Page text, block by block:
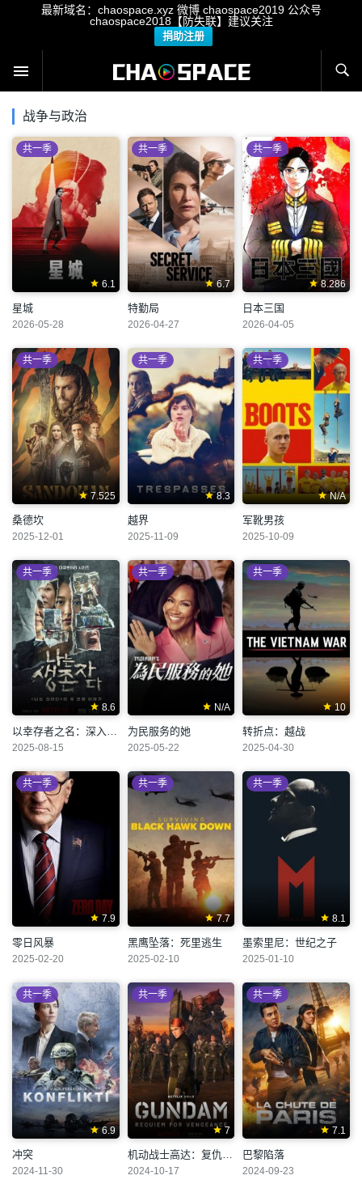
最新域名：chaospace.xyz 微博 chaospace2019 公众号
chaospace2018【防失联】建议关注
捐助注册
战争与政治
6.1
共一季
星城
2026-05-28
6.7
共一季
特勤局
2026-04-27
8.286
共一季
日本三国
2026-04-05
7.525
共一季
桑德坎
2025-12-01
8.3
共一季
越界
2025-11-09
N/A
共一季
军靴男孩
2025-10-09
8.6
共一季
以幸存者之名：深入韩国惨案
2025-08-15
N/A
共一季
为民服务的她
2025-05-22
10
共一季
转折点：越战
2025-04-30
7.9
共一季
零日风暴
2025-02-20
7.7
共一季
黑鹰坠落：死里逃生
2025-02-10
8.1
共一季
墨索里尼：世纪之子
2025-01-10
6.9
共一季
冲突
2024-11-30
7
共一季
2024-10-17
7.1
共一季
巴黎陷落
2024-09-23